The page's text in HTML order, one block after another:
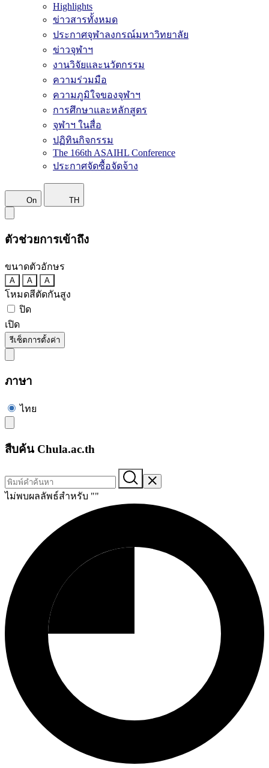
Highlights
ข่าวสารทั้งหมด
ประกาศจุฬาลงกรณ์มหาวิทยาลัย
ข่าวจุฬาฯ
งานวิจัยและนวัตกรรม
ความร่วมมือ
ความภูมิใจของจุฬาฯ
การศึกษาและหลักสูตร
จุฬาฯ ในสื่อ
ปฏิทินกิจกรรม
The 166th ASAIHL Conference
ประกาศจัดซื้อจัดจ้าง
On TH
ตัวช่วยการเข้าถึง
ขนาดตัวอักษร
A A A
โหมดสีตัดกันสูง
ปิด
เปิด
รีเซ็ตการตั้งค่า
ภาษา
ไทย
สืบค้น Chula.ac.th
ไม่พบผลลัพธ์สำหรับ ""